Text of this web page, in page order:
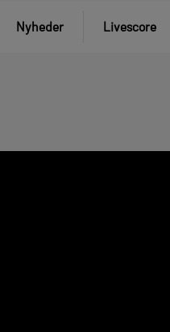
Nyheder Livescore